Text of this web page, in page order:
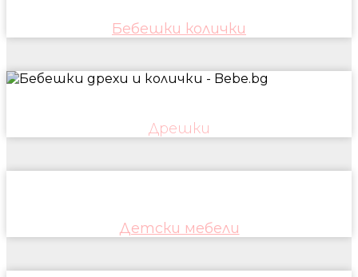
Бебешки колички
Дрешки
Детски мебели